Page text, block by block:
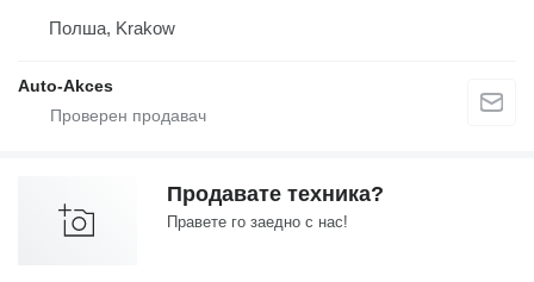
Полша, Krakow
Auto-Akces
Продавате техника?
Правете го заедно с нас!